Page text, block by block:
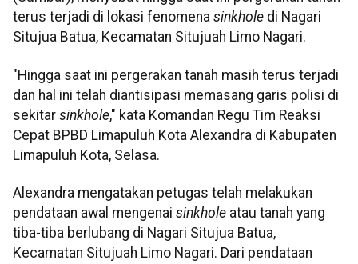
terus terjadi di lokasi fenomena sinkhole di Nagari
Situjua Batua, Kecamatan Situjuah Limo Nagari.
"Hingga saat ini pergerakan tanah masih terus terjadi
dan hal ini telah diantisipasi memasang garis polisi di
sekitar sinkhole," kata Komandan Regu Tim Reaksi
Cepat BPBD Limapuluh Kota Alexandra di Kabupaten
Limapuluh Kota, Selasa.
Alexandra mengatakan petugas telah melakukan
pendataan awal mengenai sinkhole atau tanah yang
tiba-tiba berlubang di Nagari Situjua Batua,
Kecamatan Situjuah Limo Nagari. Dari pendataan